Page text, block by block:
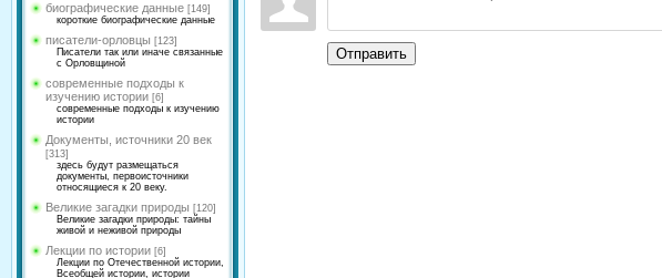
биографические данные [149]
короткие биографические данные
писатели-орловцы [123]
Писатели так или иначе связанные
с Орловщиной
современные подходы к
изучению истории [6]
современные подходы к изучению
истории
Документы, источники 20 век
[313]
здесь будут размещаться
документы, первоисточники
относящиеся к 20 веку.
Великие загадки природы [120]
Великие загадки природы: тайны
живой и неживой природы
Лекции по истории [6]
Лекции по Отечественной истории,
Всеобщей истории, истории
Отправить